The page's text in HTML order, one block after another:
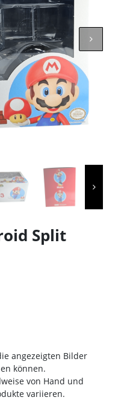
Split
angezeigten Bilder
können.
von Hand und
variieren.